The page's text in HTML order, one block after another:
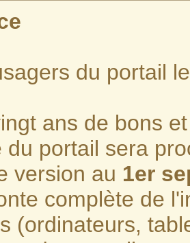
du portail
ans de bons
du portail sera
version au 1er
complète de
(ordinateurs,